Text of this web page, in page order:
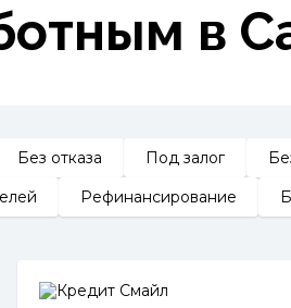
в
Без отказа Под залог
Рефинансирование